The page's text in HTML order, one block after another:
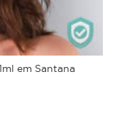
em Santana